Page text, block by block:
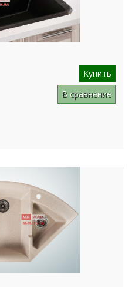
Купить
В сравнение